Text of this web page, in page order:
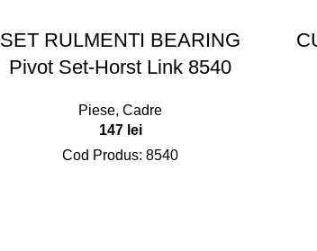
SET RULMENTI BEARING
Pivot Set-Horst Link 8540
Piese,Cadre
147 lei
Cod Produs: 8540